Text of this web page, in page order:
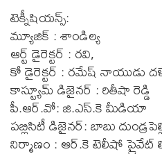
టెక్నీషియన్స్:
మ్యూజిక్ : శాండిల్య
ఆర్ట్ డైరెక్టర్ : రవి,
కో డైరెక్టర్ : రమేష్ నాయుడు
కాస్ట్యూమ్ డిజైనర్ : రితీషా రెడ్డి
పీ.ఆర్.వో: జి.ఎస్.కె మీడియా
పబ్లిసిటీ డిజైనర్: బాబు
నిర్మాణం : ఆర్.కె టెలీషో